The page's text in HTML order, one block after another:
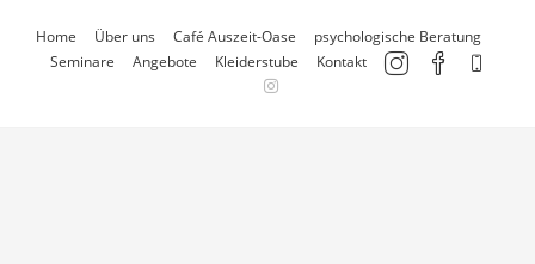
Inhalt
springen
Home Über uns Café Auszeit-Oase
psychologische Beratung
Seminare
Angebote Kleiderstube Kontakt